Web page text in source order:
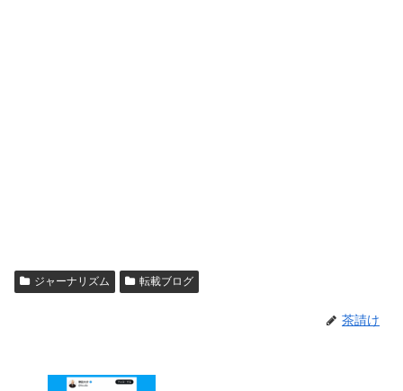
ジャーナリズム 転載ブログ
茶請け